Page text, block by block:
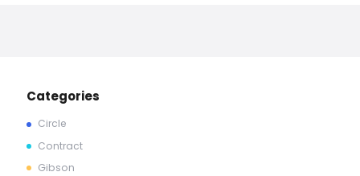
Categories
Circle
Contract
Gibson